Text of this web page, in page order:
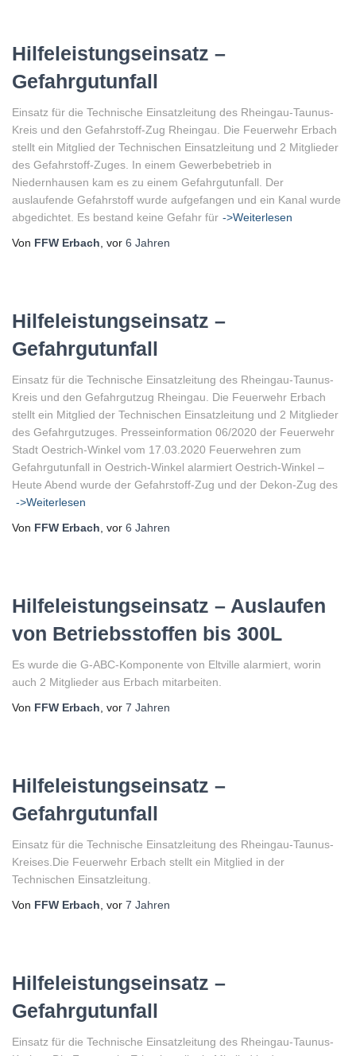
Hilfeleistungseinsatz –
Gefahrgutunfall
Einsatz für die Technische Einsatzleitung des Rheingau-Taunus-
Kreis und den Gefahrstoff-Zug Rheingau. Die Feuerwehr Erbach
stellt ein Mitglied der Technischen Einsatzleitung und 2 Mitglieder
des Gefahrstoff-Zuges. In einem Gewerbebetrieb in
Niedernhausen kam es zu einem Gefahrgutunfall. Der
auslaufende Gefahrstoff wurde aufgefangen und ein Kanal wurde
abgedichtet. Es bestand keine Gefahr für ->Weiterlesen
Von FFW Erbach , vor 6 Jahren
Hilfeleistungseinsatz –
Gefahrgutunfall
Einsatz für die Technische Einsatzleitung des Rheingau-Taunus-
Kreis und den Gefahrgutzug Rheingau. Die Feuerwehr Erbach
stellt ein Mitglied der Technischen Einsatzleitung und 2 Mitglieder
des Gefahrgutzuges. Presseinformation 06/2020 der Feuerwehr
Stadt Oestrich-Winkel vom 17.03.2020 Feuerwehren zum
Gefahrgutunfall in Oestrich-Winkel alarmiert Oestrich-Winkel –
Heute Abend wurde der Gefahrstoff-Zug und der Dekon-Zug des
->Weiterlesen
Von FFW Erbach , vor 6 Jahren
Hilfeleistungseinsatz – Auslaufen
von Betriebsstoffen bis 300L
Es wurde die G-ABC-Komponente von Eltville alarmiert, worin
auch 2 Mitglieder aus Erbach mitarbeiten.
Von FFW Erbach , vor 7 Jahren
Hilfeleistungseinsatz –
Gefahrgutunfall
Einsatz für die Technische Einsatzleitung des Rheingau-Taunus-
Kreises.Die Feuerwehr Erbach stellt ein Mitglied in der
Technischen Einsatzleitung.
Von FFW Erbach , vor 7 Jahren
Hilfeleistungseinsatz –
Gefahrgutunfall
Einsatz für die Technische Einsatzleitung des Rheingau-Taunus-